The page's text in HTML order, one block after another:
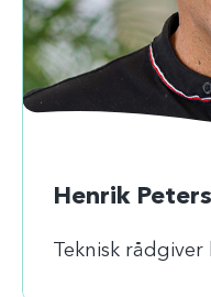
Henrik
Teknisk